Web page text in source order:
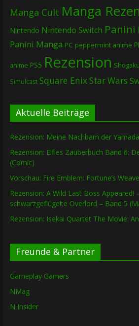
Manga Cult Manga
Nintendo Nintendo Switch Panini
Panini Manga PC peppermint anime
anime PS5 Rezension
Simulcast Square EnixStar Wars
Aktuelle Beiträge
Rezension: Meine Nachbarn der
Rezension: Elfies Zauberbuch Band 6:
(Comic)
Vorschau: Fire Emblem: Fortune’s
Rezension: A Wild Last Boss Appeared!
schwarzgeflügelte Overlord – Band 5
Rezension: Isekai Quartet The Movie:
Freunde & Partner
Gameplay Gamers
NMag
N Insider